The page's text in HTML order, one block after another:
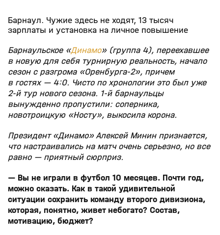
Барнаул. Чужие здесь не ходят, 13 тысяч
зарплаты и установка на личное повышение
Барнаульское «Динамо» (группа 4), переехавшее
в новую для себя турнирную реальность, начало
сезон с разгрома «Оренбурга-2», причем
в гостях — 4:0. Чисто по хронологии это был уже
2-й тур нового сезона. 1-й барнаульцы
вынужденно пропустили: соперника,
новотроицкую «Носту», выкосила корона.
Президент «Динамо» Алексей Минин признается,
что настраивались на матч очень серьезно, но все
равно — приятный сюрприз.
— Вы не играли в футбол 10 месяцев. Почти год,
можно сказать. Как в такой удивительной
ситуации сохранить команду второго дивизиона,
которая, понятно, живет небогато? Состав,
мотивацию, бюджет?